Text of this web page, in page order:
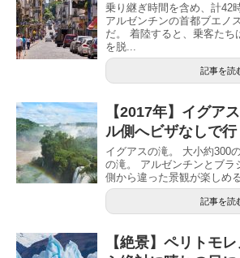
乗り継ぎ時間を含め、計42
アルゼンチンの首都ブエノ
だ。 着陸すると、乗客たち
を脱...
記事を読
【2017年】イグア
ル側へビザなしで行
イグアスの滝。 大小約300
の滝。 アルゼンチンとブラ
側から違った景観が楽しめ
記事を読
【絶景】ペリトモ